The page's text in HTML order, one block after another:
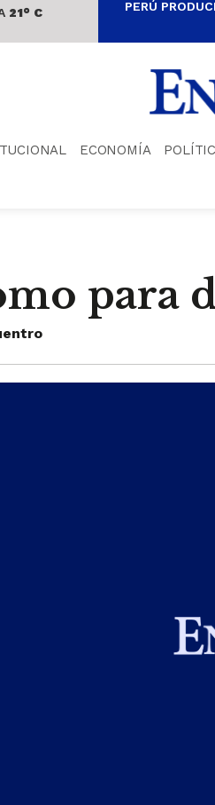
21° C PERÚ
ECONOMÍA
para